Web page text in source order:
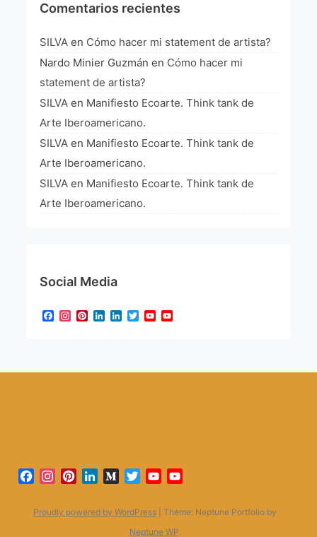
Comentarios recientes
SILVA en Cómo hacer mi statement de artista?
Nardo Minier Guzmán en Cómo hacer mi
statement de artista?
SILVA en Manifiesto Ecoarte. Think tank de
Arte Iberoamericano.
SILVA en Manifiesto Ecoarte. Think tank de
Arte Iberoamericano.
SILVA en Manifiesto Ecoarte. Think tank de
Arte Iberoamericano.
Social Media
Facebook
Instagram
Pinterest
LinkedIn
LinkedIn
TwitterYouTube
Facebook
Instagram
PinterestLinkedInMediumTwitterYouTube
Proudly powered by WordPress
Theme: Neptune Portfolio by
Neptune WP.